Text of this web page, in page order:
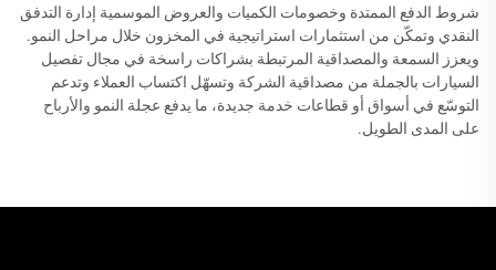
شروط الدفع الممتدة وخصومات الكميات والعروض الموسمية إدارة التدفق
النقدي وتمكّن من استثمارات استراتيجية في المخزون خلال مراحل النمو.
ويعزز السمعة والمصداقية المرتبطة بشراكات راسخة في مجال تفصيل
السيارات بالجملة من مصداقية الشركة وتسهّل اكتساب العملاء وتدعم
التوسّع في أسواق أو قطاعات خدمة جديدة، ما يدفع عجلة النمو والأرباح
على المدى الطويل.